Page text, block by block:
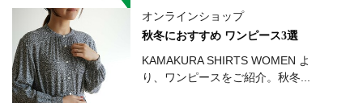
オンラインショップ
秋冬におすすめ ワンピース3選
KAMAKURA SHIRTS WOMEN よ
り、ワンピースをご紹介。秋冬...